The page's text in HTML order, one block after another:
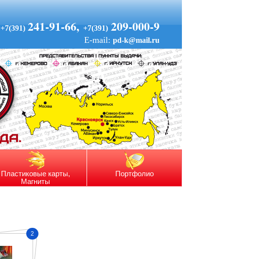
Пластиковые карты,
Магниты
Портфолио
+7(391) 241-91-66,+7(391) 209-000-9
E-mail: pd-k@mail.ru
2